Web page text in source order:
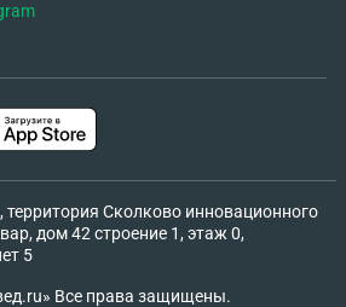
территория Сколково инновационного
дом 42 строение 1, этаж 0,
5
Все права защищены.